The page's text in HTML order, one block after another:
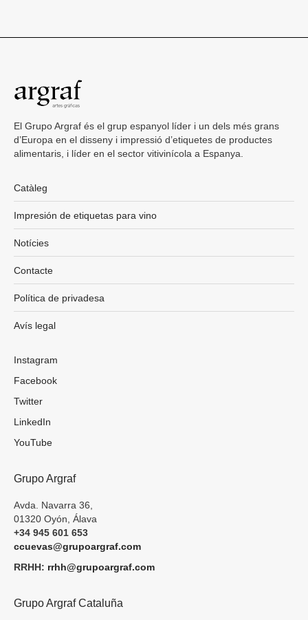
El Grupo Argraf és el grup espanyol líder i un dels més grans
d’Europa en el disseny i impressió d’etiquetes de productes
alimentaris, i líder en el sector vitivinícola a Espanya.
Catàleg
Impresión de etiquetas para vino
Notícies
Contacte
Política de privadesa
Avís legal
Instagram
Facebook
Twitter
LinkedIn
YouTube
Grupo Argraf
Avda. Navarra 36,
01320 Oyón, Álava
+34 945 601 653
ccuevas@grupoargraf.com
RRHH: rrhh@grupoargraf.com
Grupo Argraf Cataluña